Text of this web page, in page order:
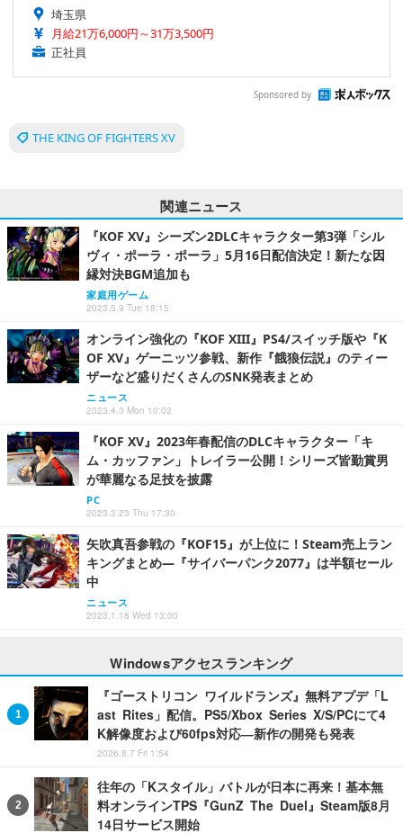
埼玉県
月給21万6,000円～31万3,500円
正社員
Sponsored by
THE KING OF FIGHTERS XV
関連ニュース
『KOF XV』シーズン2DLCキャラクター第3弾「シル
ヴィ・ポーラ・ポーラ」5月16日配信決定！新たな因
縁対決BGM追加も
家庭用ゲーム
2023.5.9 Tue 18:15
オンライン強化の『KOF XIII』PS4/スイッチ版や『K
OF XV』ゲーニッツ参戦、新作『餓狼伝説』のティー
ザーなど盛りだくさんのSNK発表まとめ
ニュース
2023.4.3 Mon 10:02
『KOF XV』2023年春配信のDLCキャラクター「キ
ム・カッファン」トレイラー公開！シリーズ皆勤賞男
が華麗なる足技を披露
PC
2023.3.23 Thu 17:30
矢吹真吾参戦の『KOF15』が上位に！Steam売上ラン
キングまとめ―『サイバーパンク2077』は半額セール
中
ニュース
2023.1.18 Wed 13:00
Windowsアクセスランキング
『ゴーストリコン ワイルドランズ』無料アプデ「L
ast Rites」配信。PS5/Xbox Series X/S/PCにて4
K解像度および60fps対応―新作の開発も発表
2026.8.7 Fri 1:54
往年の「Kスタイル」バトルが日本に再来！基本無
料オンラインTPS『GunZ The Duel』Steam版8月
14日サービス開始